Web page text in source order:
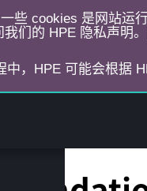
些 cookies 是网站运
们的 HPE 隐私声明
中，HPE 可能会根据